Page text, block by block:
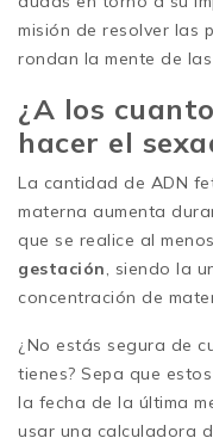
misión de resolver las
rondan la mente de
¿A los
hacer el
La cantidad de ADN
materna aumenta
que se realice al menos
gestación, siendo la
concentración de
¿No estás segura de
tienes? Sepa que
la fecha de la última
usar una calculadora